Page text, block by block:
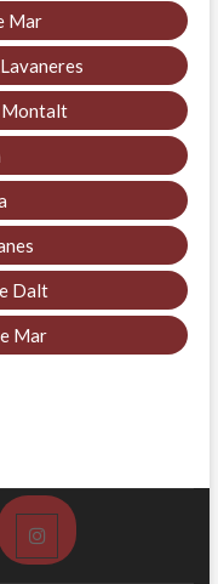
Mar
Montalt
Dalt
Mar
Instagram